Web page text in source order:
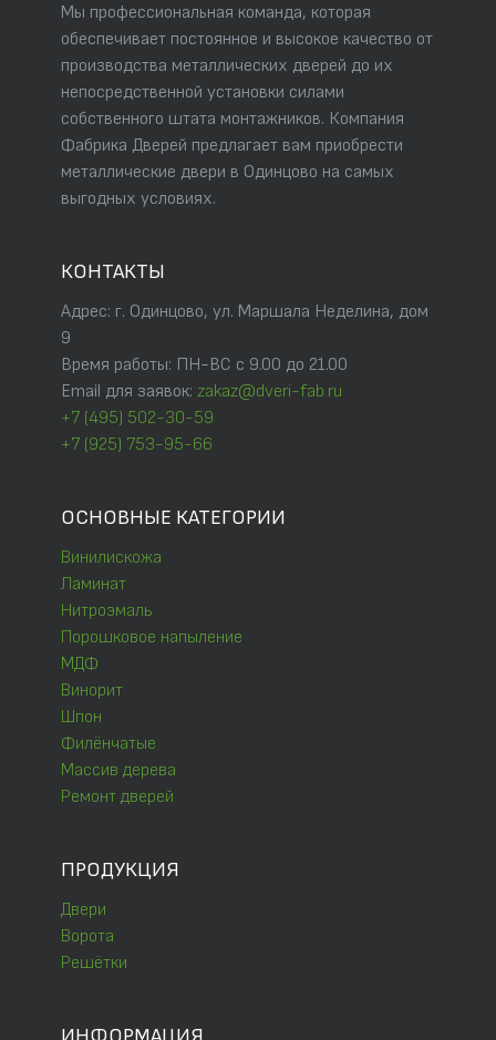
Мы профессиональная команда, которая
обеспечивает постоянное и высокое качество от
производства металлических дверей до их
непосредственной установки силами
собственного штата монтажников. Компания
Фабрика Дверей предлагает вам приобрести
металлические двери в Одинцово на самых
выгодных условиях.
КОНТАКТЫ
Адрес: г. Одинцово, ул. Маршала Неделина, дом
9
Время работы: ПН-ВС с 9.00 до 21.00
Email для заявок: zakaz@dveri-fab.ru
+7 (495) 502-30-59
+7 (925) 753-95-66
ОСНОВНЫЕ КАТЕГОРИИ
Винилискожа
Ламинат
Нитроэмаль
Порошковое напыление
МДФ
Винорит
Шпон
Филёнчатые
Массив дерева
Ремонт дверей
ПРОДУКЦИЯ
Двери
Ворота
Решётки